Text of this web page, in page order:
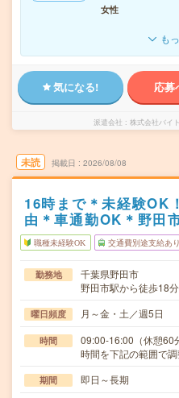
女性
も
気になる! 応募
派遣会社 株式会社バイ
未読 掲載日 2026/08/08
16時まで＊未経験OK
由＊車通勤OK＊野田
職種未経験OK 交通費別途支給あり
勤務地
千葉県野田市
野田市駅から徒歩18分
曜日頻度 月～金・土／週5日
時間
09:00-16:00（休憩60
時間を下記の範囲で
期間 即日～長期